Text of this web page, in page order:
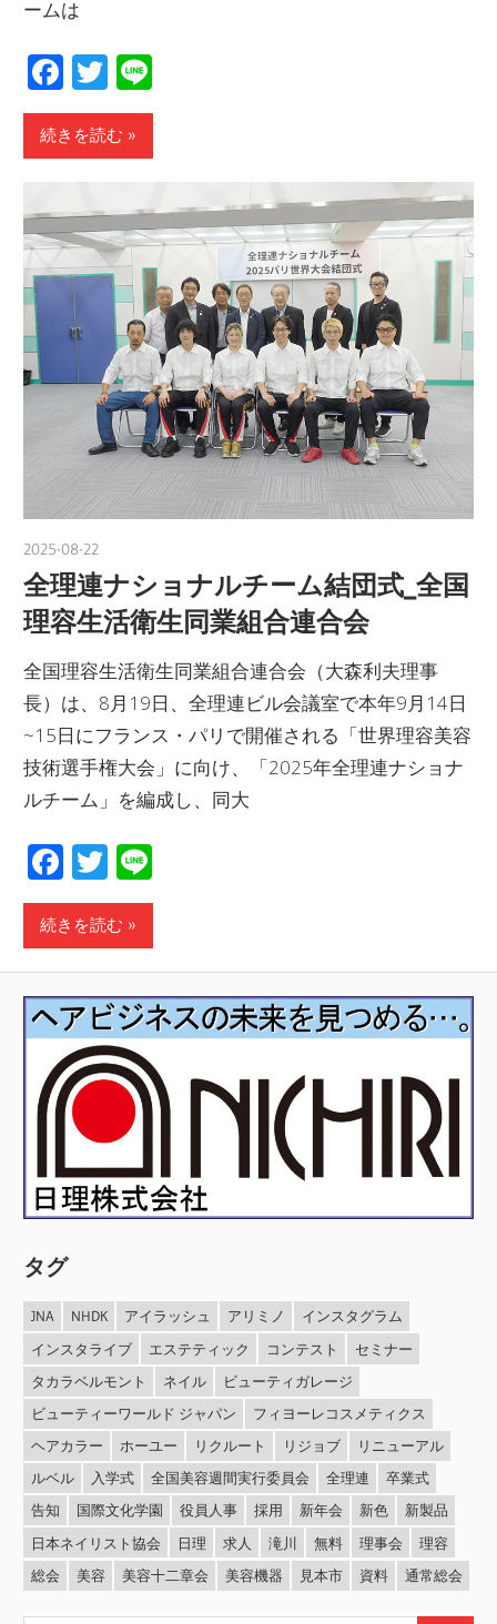
ームは
Facebook
Twitter
続きを読む
2025-08-22
全理連ナショナルチーム結団式_全国
理容生活衛生同業組合連合会
全国理容生活衛生同業組合連合会（大森利夫理事
長）は、8月19日、全理連ビル会議室で本年9月14日
~15日にフランス・パリで開催される「世界理容美容
技術選手権大会」に向け、「2025年全理連ナショナ
ルチーム」を編成し、同大
Facebook
Twitter
続きを読む
タグ
JNA NHDK アイラッシュ アリミノ
インスタグラム
インスタライブ
エステティック コンテスト
セミナー
タカラベルモント
ネイル
ビューティガレージ
ビューティーワールド ジャパン
フィヨーレコスメティクス
ヘアカラー
ホーユー リクルート リジョブ
リニューアル
ルベル
入学式 全国美容週間実行委員会 全理連
卒業式
告知
国際文化学園 役員人事 採用 新年会 新色
新製品
日本ネイリスト協会
日理 求人 滝川 無料 理事会
理容
総会
美容 美容十二章会 美容機器 見本市 資料 通常総会